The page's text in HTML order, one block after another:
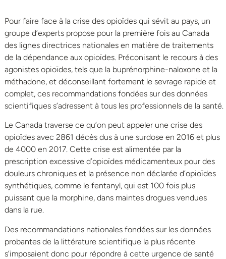
Pour faire face à la crise des opioïdes qui sévit au pays, un
groupe d’experts propose pour la première fois au Canada
des lignes directrices nationales en matière de traitements
de la dépendance aux opioïdes. Préconisant le recours à des
agonistes opioïdes, tels que la buprénorphine-naloxone et la
méthadone, et déconseillant fortement le sevrage rapide et
complet, ces recommandations fondées sur des données
scientifiques s’adressent à tous les professionnels de la santé.
Le Canada traverse ce qu’on peut appeler une crise des
opioïdes avec 2861 décès dus à une surdose en 2016 et plus
de 4000 en 2017. Cette crise est alimentée par la
prescription excessive d’opioïdes médicamenteux pour des
douleurs chroniques et la présence non déclarée d’opioïdes
synthétiques, comme le fentanyl, qui est 100 fois plus
puissant que la morphine, dans maintes drogues vendues
dans la rue.
Des recommandations nationales fondées sur les données
probantes de la littérature scientifique la plus récente
s’imposaient donc pour répondre à cette urgence de santé